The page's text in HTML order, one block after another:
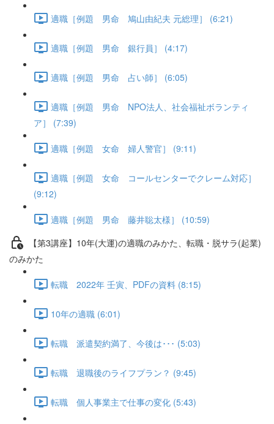
適職［例題 男命 鳩山由紀夫 元総理］ (6:21)
適職［例題 男命 銀行員］ (4:17)
適職［例題 男命 占い師］ (6:05)
適職［例題 男命 NPO法人、社会福祉ボランティ
ア］ (7:39)
適職［例題 女命 婦人警官］ (9:11)
適職［例題 女命 コールセンターでクレーム対応］
(9:12)
適職［例題 男命 藤井聡太様］ (10:59)
【第3講座】10年(大運)の適職のみかた、転職・脱サラ(起業)
のみかた
転職 2022年 壬寅、PDFの資料 (8:15)
10年の適職 (6:01)
転職 派遣契約満了、今後は･･･ (5:03)
転職 退職後のライフプラン？ (9:45)
転職 個人事業主で仕事の変化 (5:43)